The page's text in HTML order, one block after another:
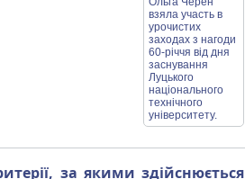
за якими здійснюється